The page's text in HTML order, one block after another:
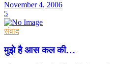
November 4, 2006
5
संवाद
मुझे है आस कल की…